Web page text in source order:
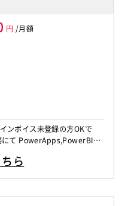
円 /月額
ンボイス未登録の方OKで
にて PowerApps,PowerBIの
可視化対応 ・車両工程管
ら